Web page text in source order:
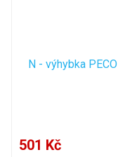
N - výhybka
501 Kč